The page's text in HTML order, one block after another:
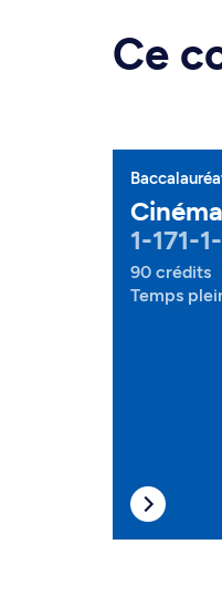
Ce
Cinéma
1-171-
90 crédits
Temps